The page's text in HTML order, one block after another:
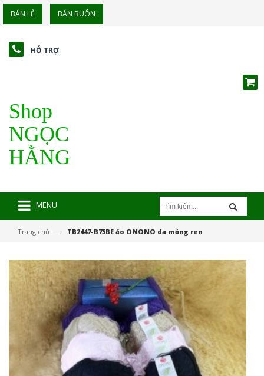
BÁN LẺ BÁN BUÔN
HỖ TRỢ
Shop
NGỌC
HẰNG
MENU
Trang chủ —› TB2447-B75BE áo ONONO da mỏng ren